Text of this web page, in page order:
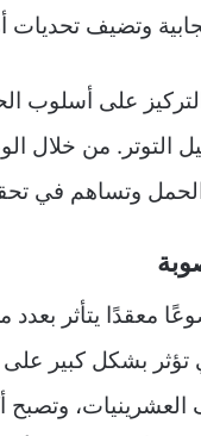
وتضيف تحديات
على أسلوب
التوتر. من خلال
وتساهم في
معقدًا يتأثر
تؤثر بشكل كبير
وتصبح